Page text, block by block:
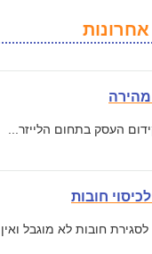
מהירה
העסק בתחום הלייזר...
חובות
לסגירת חובות לא מוגבל